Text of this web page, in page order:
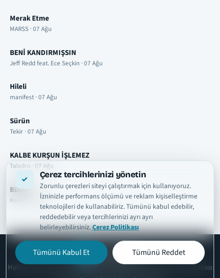
Çerez tercihlerinizi yönetin
Zorunlu çerezleri siteyi çalıştırmak için kullanıyoruz.
İzninizle performans ölçümü ve reklam kişiselleştirme
teknolojileri de kullanabiliriz. Tümünü kabul edebilir,
reddedebilir veya tercihlerinizi ayrı ayrı
belirleyebilirsiniz.Çerez Politikası
Tümünü Kabul Et Tümünü Reddet
Merak Etme
MARSS · 07 Ağu
BENİ KANDIRMIŞSIN
Jeff Redd feat. Ece Seçkin · 07 Ağu
Hileli
manifest · 07 Ağu
Sürün
Tekir · 07 Ağu
KALBE KURŞUN İŞLEMEZ
Taladro · 07 Ağu
Bülbül
Keskin · 07 Ağu
şarkısözleritr
HakkımızdaTelif ve İçerik Kaldırma Kullanım ŞartlarıGizlilik Politikası